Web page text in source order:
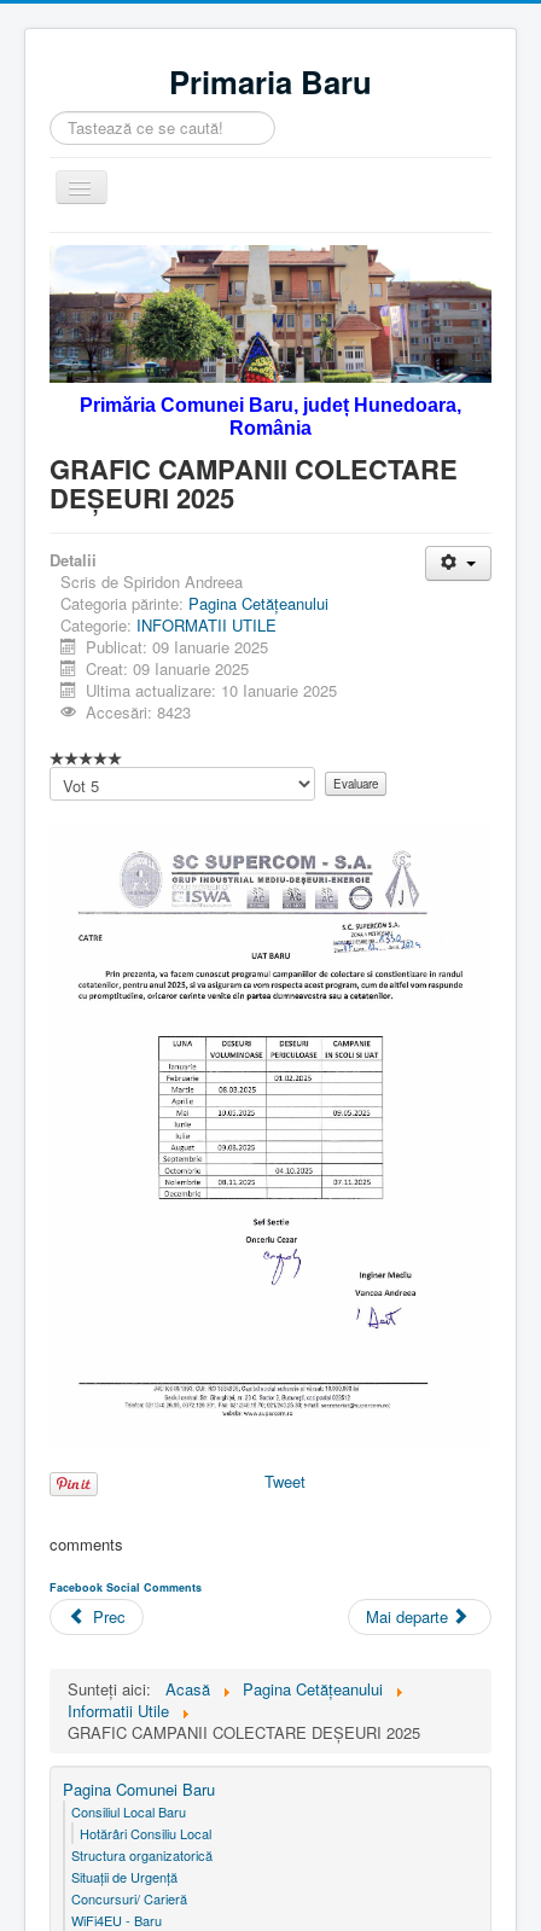
Primaria Baru
Căutare
...
Comută
navigarea
Home
Despre noi
Noutăţi
Contact
Servicii Online
Primăria Comunei Baru, județ Hunedoara,
România
GRAFIC CAMPANII COLECTARE
DEȘEURI 2025
Detalii
Scris de Spiridon Andreea
Categoria părinte: Pagina Cetăţeanului
Categorie: INFORMATII UTILE
Publicat: 09 Ianuarie 2025
Creat: 09 Ianuarie 2025
Ultima actualizare: 10 Ianuarie 2025
Accesări: 8423
Vă
rugăm
Tweet
comments
Facebook Social Comments
Prec Mai departe
Sunteți aici: Acasă
Pagina Cetăţeanului
Informatii Utile
GRAFIC CAMPANII COLECTARE DEȘEURI 2025
Pagina Comunei Baru
Consiliul Local Baru
Hotărâri Consiliu Local
Structura organizatorică
Situaţii de Urgenţă
Concursuri/ Carieră
WiFi4EU - Baru